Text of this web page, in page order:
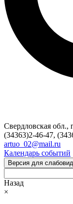
Свердловская обл.,
(34363)2-46-47,
artuo_02@mail.ru
Календарь событий
Версия для
Назад
×